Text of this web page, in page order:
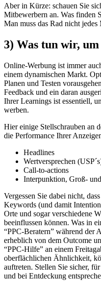
Aber in Kürze: schauen Sie
Mitbewerbern an. Was finden
Man muss das Rad nicht
3) Was tun wir,
Online-Werbung ist immer
einem dynamischen Markt.
Planen und Testen
Feedback und ein daran
Ihrer Learnings ist essentiell,
werben.
Hier einige Stellschrauben an
die Performance Ihrer
Headlines
Wertversprechen
Call-to-actions
Interpunktion, Groß-
Vergessen Sie dabei nicht,
Keywords (und damit
Orte und sogar verschiedene
beeinflussen können. Was in
“PPC-Beratern” während der
erheblich von dem Outcome
“PPC-Hilfe” an einem
oberflächlichen Ähnlichkeit,
auftreten. Stellen Sie sicher,
und bei Entdeckung